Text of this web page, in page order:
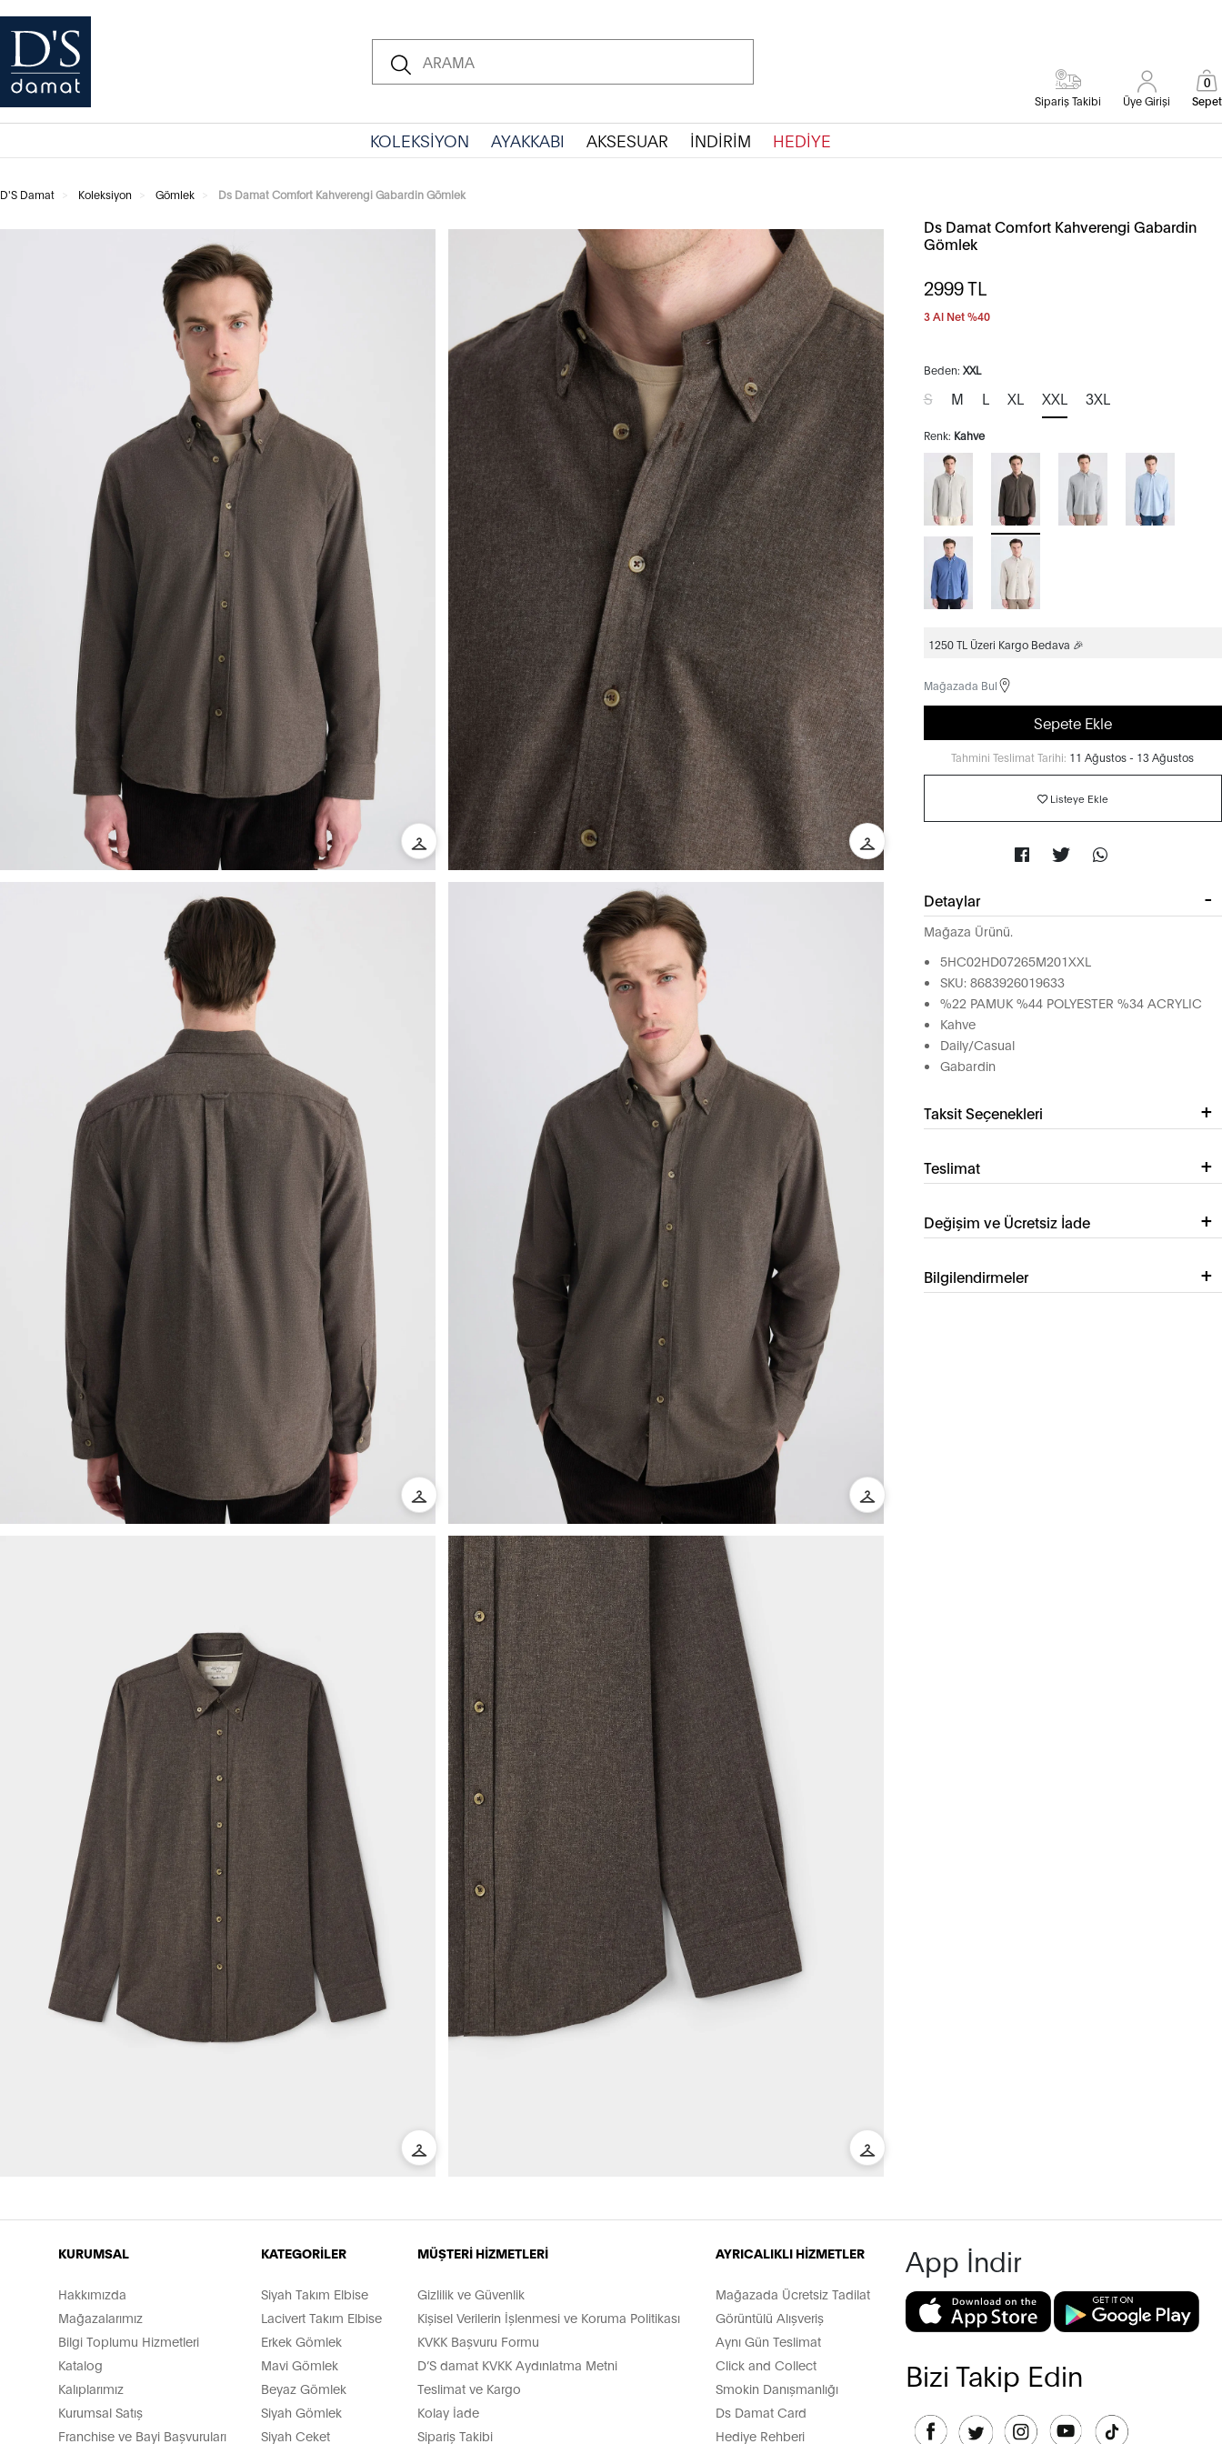
Sipariş Takibi Üye Girişi Sepet
0
KOLEKSİYON AYAKKABI AKSESUAR İNDİRİM HEDİYE
D'S Damat Koleksiyon Gömlek Ds Damat Comfort Kahverengi Gabardin Gömlek
Ds Damat Comfort Kahverengi Gabardin
Gömlek
2999TL
3 Al Net %40
Beden: XXL
S M L XL XXL 3XL
Renk: Kahve
1250 TL Üzeri Kargo Bedava 🎉
Mağazada Bul
Sepete Ekle
Tahmini Teslimat Tarihi: 11 Ağustos - 13 Ağustos
Listeye Ekle
Detaylar
Mağaza Ürünü.
5HC02HD07265M201XXL
SKU: 8683926019633
%22 PAMUK %44 POLYESTER %34 ACRYLIC
Kahve
Daily/Casual
Gabardin
Taksit Seçenekleri
Teslimat
Değişim ve Ücretsiz İade
Bilgilendirmeler
KURUMSAL
Hakkımızda
Mağazalarımız
Bilgi Toplumu Hizmetleri
Katalog
Kalıplarımız
Kurumsal Satış
Franchise ve Bayi Başvuruları
KATEGORİLER
Siyah Takım Elbise
Lacivert Takım Elbise
Erkek Gömlek
Mavi Gömlek
Beyaz Gömlek
Siyah Gömlek
Siyah Ceket
MÜŞTERİ HİZMETLERİ
Gizlilik ve Güvenlik
Kişisel Verilerin İşlenmesi ve Koruma Politikası
KVKK Başvuru Formu
D’S damat KVKK Aydınlatma Metni
Teslimat ve Kargo
Kolay İade
Sipariş Takibi
AYRICALIKLI HİZMETLER
Mağazada Ücretsiz Tadilat
Görüntülü Alışveriş
Aynı Gün Teslimat
Click and Collect
Smokin Danışmanlığı
Ds Damat Card
Hediye Rehberi
App İndir
Bizi Takip Edin